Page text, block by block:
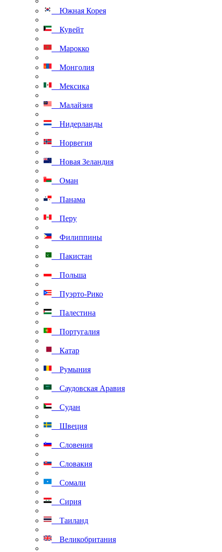
Южная Корея
Кувейт
Марокко
Монголия
Мексика
Малайзия
Нидерланды
Норвегия
Новая Зеландия
Оман
Панама
Перу
Филиппины
Пакистан
Польша
Пуэрто-Рико
Палестина
Португалия
Катар
Румыния
Саудовская Аравия
Судан
Швеция
Словения
Словакия
Сомали
Сирия
Таиланд
Великобритания